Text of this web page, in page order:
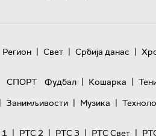
Регион | Свет | Србија данас |
СПОРТ
Фудбал | Кошарка |
| Занимљивости | Музика |
| РТС 2 | РТС 3 | РТС Свет |